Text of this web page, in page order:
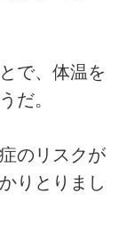
で、体温を
だ。
のリスクが
りとりまし